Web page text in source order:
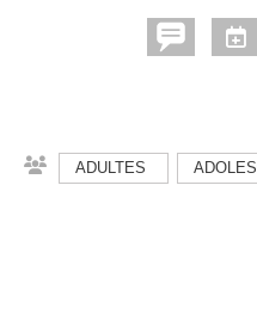
ADULTES